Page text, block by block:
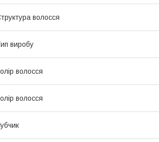
волосся
виробу
волосся
волосся